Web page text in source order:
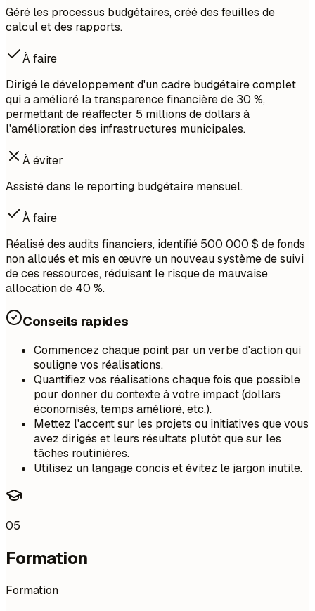
Géré les processus budgétaires, créé des feuilles de
calcul et des rapports.
À faire
Dirigé le développement d'un cadre budgétaire complet
qui a amélioré la transparence financière de 30 %,
permettant de réaffecter 5 millions de dollars à
l'amélioration des infrastructures municipales.
À éviter
Assisté dans le reporting budgétaire mensuel.
À faire
Réalisé des audits financiers, identifié 500 000 $ de fonds
non alloués et mis en œuvre un nouveau système de suivi
de ces ressources, réduisant le risque de mauvaise
allocation de 40 %.
Conseils rapides
Commencez chaque point par un verbe d'action qui
souligne vos réalisations.
Quantifiez vos réalisations chaque fois que possible
pour donner du contexte à votre impact (dollars
économisés, temps amélioré, etc.).
Mettez l'accent sur les projets ou initiatives que vous
avez dirigés et leurs résultats plutôt que sur les
tâches routinières.
Utilisez un langage concis et évitez le jargon inutile.
05
Formation
Formation